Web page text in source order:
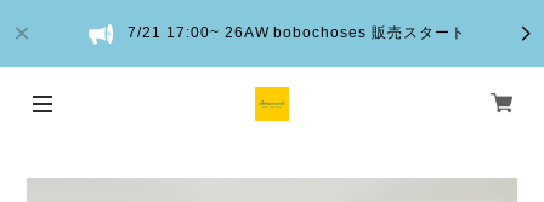
7/21 17:00~ 26AW bobochoses 販売スタート